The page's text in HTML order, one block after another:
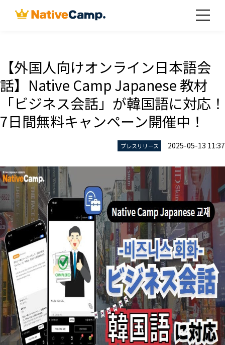
【外国人向けオンライン日本語会
話】Native Camp Japanese 教材
「ビジネス会話」が韓国語に対応！
7日間無料キャンペーン開催中！
プレスリリース 2025-05-13 11:37